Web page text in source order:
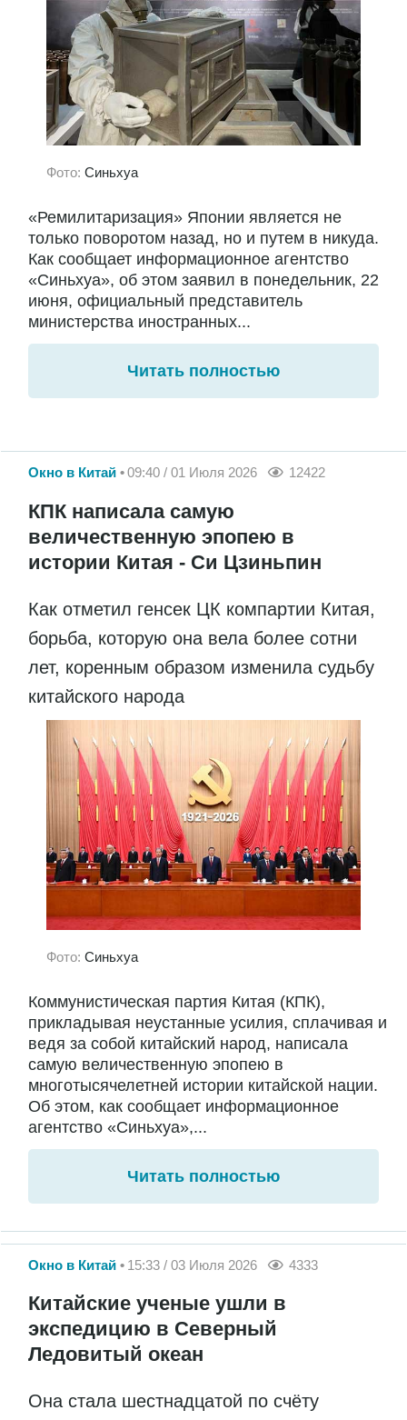
Фото: Синьхуа
«Ремилитаризация» Японии является не
только поворотом назад, но и путем в никуда.
Как сообщает информационное агентство
«Синьхуа», об этом заявил в понедельник, 22
июня, официальный представитель
министерства иностранных...
Читать полностью
Окно в Китай 09:40 / 01 Июля 2026 12422
КПК написала самую
величественную эпопею в
истории Китая - Си Цзиньпин
Как отметил генсек ЦК компартии Китая,
борьба, которую она вела более сотни
лет, коренным образом изменила судьбу
китайского народа
Фото: Синьхуа
Коммунистическая партия Китая (КПК),
прикладывая неустанные усилия, сплачивая и
ведя за собой китайский народ, написала
самую величественную эпопею в
многотысячелетней истории китайской нации.
Об этом, как сообщает информационное
агентство «Синьхуа»,...
Читать полностью
Окно в Китай 15:33 / 03 Июля 2026 4333
Китайские ученые ушли в
экспедицию в Северный
Ледовитый океан
Она стала шестнадцатой по счёту